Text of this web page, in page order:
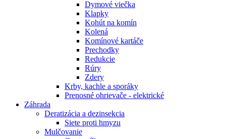
Dymové viečka
Klapky
Kohút na komín
Kolená
Komínové kartáče
Prechodky
Redukcie
Rúry
Zdery
Krby, kachle a sporáky
Prenosné ohrievače - elektrické
Záhrada
Deratizácia a dezinsekcia
Siete proti hmyzu
Mulčovanie